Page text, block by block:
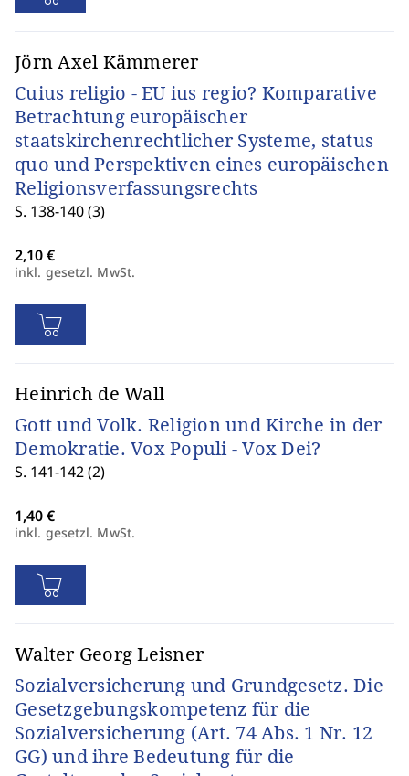
Jörn Axel Kämmerer
Cuius religio - EU ius regio? Komparative
Betrachtung europäischer
staatskirchenrechtlicher Systeme, status
quo und Perspektiven eines europäischen
Religionsverfassungsrechts
S. 138-140 (3)
inkl. gesetzl. MwSt.
Heinrich de Wall
Gott und Volk. Religion und Kirche in der
Demokratie. Vox Populi - Vox Dei?
S. 141-142 (2)
inkl. gesetzl. MwSt.
Walter Georg Leisner
Sozialversicherung und Grundgesetz. Die
Gesetzgebungskompetenz für die
Sozialversicherung (Art. 74 Abs. 1 Nr. 12
GG) und ihre Bedeutung für die